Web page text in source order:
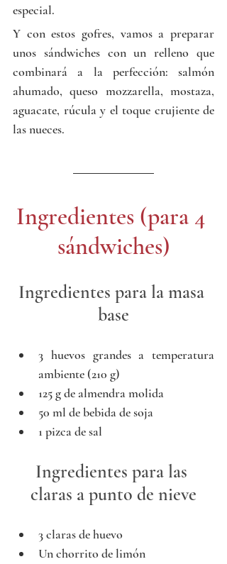
especial.
Y con estos gofres, vamos a preparar
unos sándwiches con un relleno que
combinará a la perfección: salmón
ahumado, queso mozzarella, mostaza,
aguacate, rúcula y el toque crujiente de
las nueces.
Ingredientes (para 4
sándwiches)
Ingredientes para la masa
base
3 huevos grandes a temperatura
ambiente (210 g)
125 g de almendra molida
50 ml de bebida de soja
1 pizca de sal
Ingredientes para las
claras a punto de nieve
3 claras de huevo
Un chorrito de limón